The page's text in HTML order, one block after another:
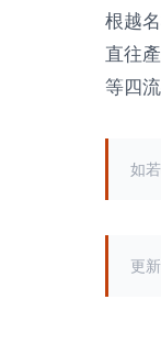
根越
直往
等四
如
更